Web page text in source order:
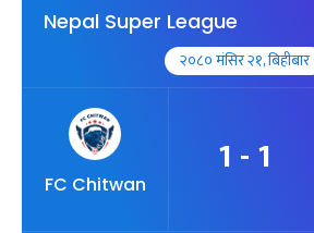
Nepal Super League
२०८० मंसिर २१, बिहीबार
FC Chitwan
1 - 1